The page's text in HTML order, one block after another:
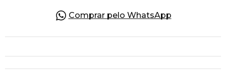
Comprar pelo WhatsApp